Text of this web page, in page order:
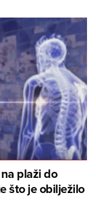
plaži do
što je obilježilo